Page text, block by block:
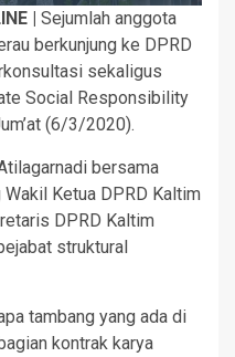
| Sejumlah anggota
berkunjung ke DPRD
sekaligus
Social Responsibility
(6/3/2020).
bersama
Ketua DPRD Kaltim
DPRD Kaltim
struktural
tambang yang ada di
kontrak karya